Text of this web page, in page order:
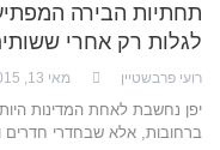
תחתיות הבירה
לגלות רק אחרי
רועי פרבשטיין מאי 13, 2015
יפן נחשבת לאחת המדינות
ברחובות, אלא שבחדרי חדרים